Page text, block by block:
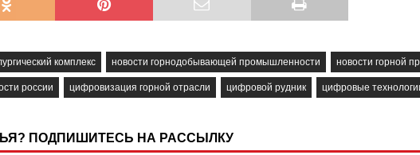
комплекс новости горнодобывающей промышленности новости горной
россии цифровизация горной отрасли цифровой рудник цифровые
ПОДПИШИТЕСЬ НА РАССЫЛКУ